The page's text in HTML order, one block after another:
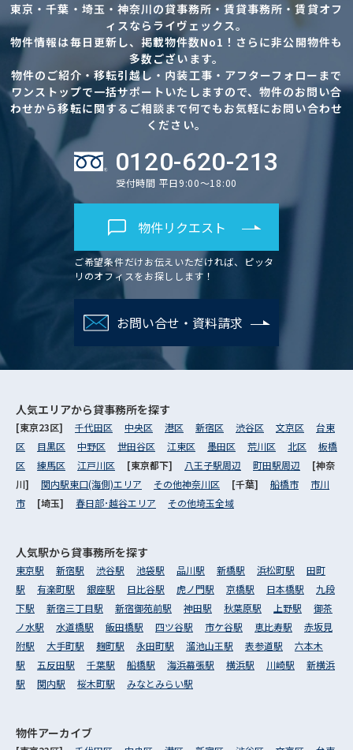
東京・千葉・埼玉・神奈川の貸事務所・賃貸事務所・賃貸オフ
ィスならライヴェックス。
物件情報は毎日更新し、掲載物件数No1！さらに非公開物件も
多数ございます。
物件のご紹介・移転引越し・内装工事・アフターフォローまで
ワンストップで一括サポートいたしますので、物件のお問い合
わせから移転に関するご相談まで何でもお気軽にお問い合わせ
ください。
0120-620-213
受付時間 平日9:00～18:00
物件リクエスト
ご希望条件だけお伝えいただければ、ピッタ
リのオフィスをお探しします！
お問い合せ・資料請求
人気エリアから貸事務所を探す
[東京23区] 千代田区 中央区 港区 新宿区 渋谷区 文京区
台東
区
目黒区 中野区 世田谷区 江東区 墨田区 荒川区 北区
板橋
区
練馬区 江戸川区 [東京都下] 八王子駅周辺 町田駅周辺
[神奈
川] 関内駅東口(海側)エリア その他神奈川区 [千葉] 船橋市
市川
市
[埼玉] 春日部･越谷エリア その他埼玉全域
人気駅から貸事務所を探す
東京駅 新宿駅 渋谷駅 池袋駅 品川駅 新橋駅 浜松町駅
田町
駅
有楽町駅 銀座駅 日比谷駅 虎ノ門駅 京橋駅 日本橋駅
九段
下駅
新宿三丁目駅 新宿御苑前駅 神田駅 秋葉原駅 上野駅
御茶
ノ水駅
水道橋駅 飯田橋駅 四ツ谷駅 市ケ谷駅 恵比寿駅
赤坂見
附駅
大手町駅 麹町駅 永田町駅 溜池山王駅 表参道駅
六本木
駅
五反田駅 千葉駅 船橋駅 海浜幕張駅 横浜駅 川崎駅
新横浜
駅
関内駅 桜木町駅 みなとみらい駅
物件アーカイブ